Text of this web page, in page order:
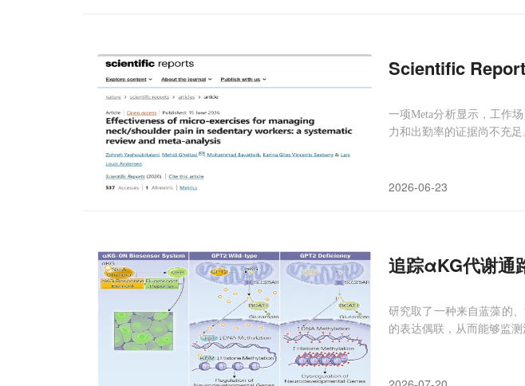
Scientific
一项Meta分析显示，工作
力和出勤率的证据尚不充足
2026-06-23
追踪αKG代谢通
研究取了一种来自蓝藻的
的表达偶联，从而能够监